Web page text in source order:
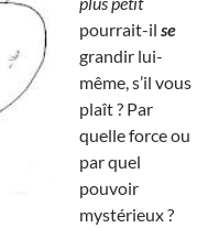
pourrait-il se
grandir lui-
même, s’il vous
plaît ? Par
quelle force ou
par quel
pouvoir
mystérieux ?